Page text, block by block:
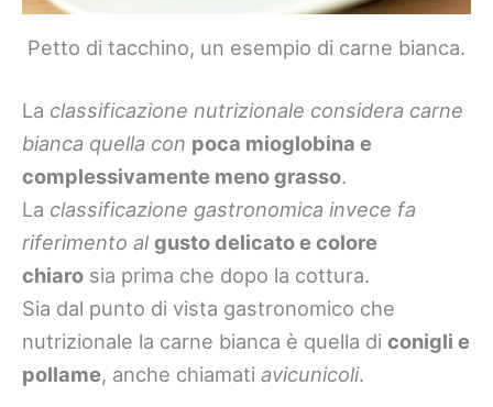
Petto di tacchino, un esempio di carne bianca.
La classificazione nutrizionale considera carne
bianca quella con poca mioglobina e
complessivamente meno grasso.
La classificazione gastronomica invece fa
riferimento al gusto delicato e colore
chiaro sia prima che dopo la cottura.
Sia dal punto di vista gastronomico che
nutrizionale la carne bianca è quella di conigli e
pollame, anche chiamati avicunicoli.